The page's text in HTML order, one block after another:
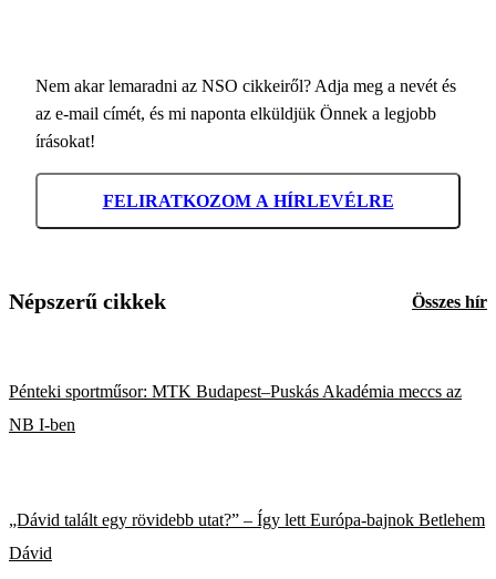
Nem akar lemaradni az NSO cikkeiről? Adja meg a nevét és
az e-mail címét, és mi naponta elküldjük Önnek a legjobb
írásokat!
FELIRATKOZOM A HÍRLEVÉLRE
Népszerű cikkek Összes hír
Pénteki sportműsor: MTK Budapest–Puskás Akadémia meccs az
NB I-ben
„Dávid talált egy rövidebb utat?” – Így lett Európa-bajnok Betlehem
Dávid